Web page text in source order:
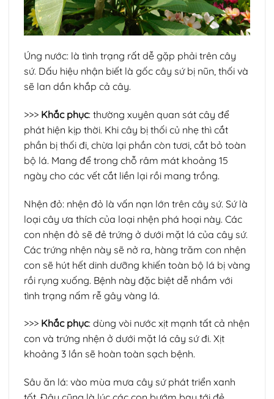
Úng nước: là tình trạng rất dễ gặp phải trên cây
sứ. Dấu hiệu nhận biết là gốc cây sứ bị nũn, thối và
sẽ lan dần khắp cả cây.
>>> Khắc phục: thường xuyên quan sát cây để
phát hiện kịp thời. Khi cây bị thối củ nhẹ thì cắt
phần bị thối đi, chừa lại phần còn tươi, cắt bỏ toàn
bộ lá. Mang để trong chỗ râm mát khoảng 15
ngày cho các vết cắt liền lại rồi mang trồng.
Nhện đỏ: nhện đỏ là vấn nạn lớn trên cây sứ. Sứ là
loại cây ưa thích của loại nhện phá hoại này. Các
con nhện đỏ sẽ đẻ trứng ở dưới mặt lá của cây sứ.
Các trứng nhện này sẽ nở ra, hàng trăm con nhện
con sẽ hút hết dinh dưỡng khiến toàn bộ lá bị vàng
rồi rụng xuống. Bệnh này đặc biệt dễ nhầm với
tình trạng nấm rễ gây vàng lá.
>>> Khắc phục: dùng vòi nước xịt mạnh tất cả nhện
con và trứng nhện ở dưới mặt lá cây sứ đi. Xịt
khoảng 3 lần sẽ hoàn toàn sạch bệnh.
Sâu ăn lá: vào mùa mưa cây sứ phát triển xanh